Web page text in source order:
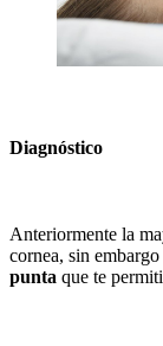
Diagnóstico
Anteriormente la
cornea, sin
punta que te